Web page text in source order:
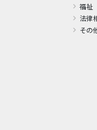
福祉
法律
その